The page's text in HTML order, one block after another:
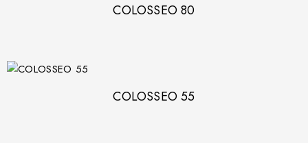
COLOSSEO 80
COLOSSEO 55